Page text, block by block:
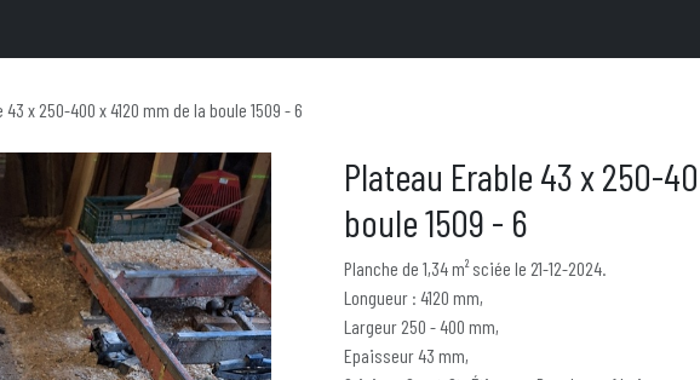
x 250-400 x 4120 mm de la boule 1509 - 6
Plateau Erable 43 x 250-
boule 1509 - 6
Planche de 1,34 m² sciée le 21-12-2024.
Longueur : 4120 mm,
Largeur 250 - 400 mm,
Epaisseur 43 mm,